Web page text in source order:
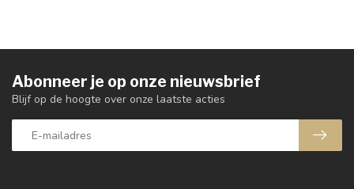
Abonneer je op onze nieuwsbrief
Blijf op de hoogte over onze laatste acties